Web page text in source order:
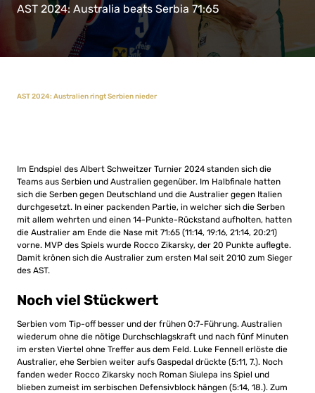
AST 2024: Australia beats Serbia 71:65
AST 2024: Australien ringt Serbien nieder
Im Endspiel des Albert Schweitzer Turnier 2024 standen sich die
Teams aus Serbien und Australien gegenüber. Im Halbfinale hatten
sich die Serben gegen Deutschland und die Australier gegen Italien
durchgesetzt. In einer packenden Partie, in welcher sich die Serben
mit allem wehrten und einen 14-Punkte-Rückstand aufholten, hatten
die Australier am Ende die Nase mit 71:65 (11:14, 19:16, 21:14, 20:21)
vorne. MVP des Spiels wurde Rocco Zikarsky, der 20 Punkte auflegte.
Damit krönen sich die Australier zum ersten Mal seit 2010 zum Sieger
des AST.
Noch viel Stückwert
Serbien vom Tip-off besser und der frühen 0:7-Führung. Australien
wiederum ohne die nötige Durchschlagskraft und nach fünf Minuten
im ersten Viertel ohne Treffer aus dem Feld. Luke Fennell erlöste die
Australier, ehe Serbien weiter aufs Gaspedal drückte (5:11, 7.). Noch
fanden weder Rocco Zikarsky noch Roman Siulepa ins Spiel und
blieben zumeist im serbischen Defensivblock hängen (5:14, 18.). Zum